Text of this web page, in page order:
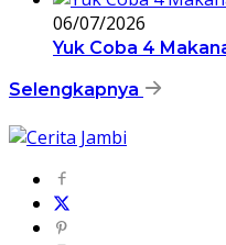
06/07/2026
Yuk Coba 4
Selengkapnya